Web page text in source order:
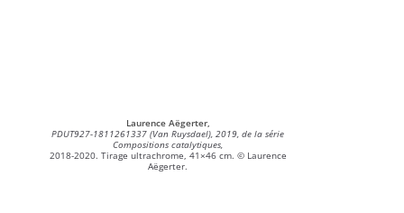
Laurence Aëgerter,
PDUT927-1811261337 (Van Ruysdael), 2019, de la série
Compositions catalytiques,
2018-2020. Tirage ultrachrome, 41×46 cm. © Laurence
Aëgerter.